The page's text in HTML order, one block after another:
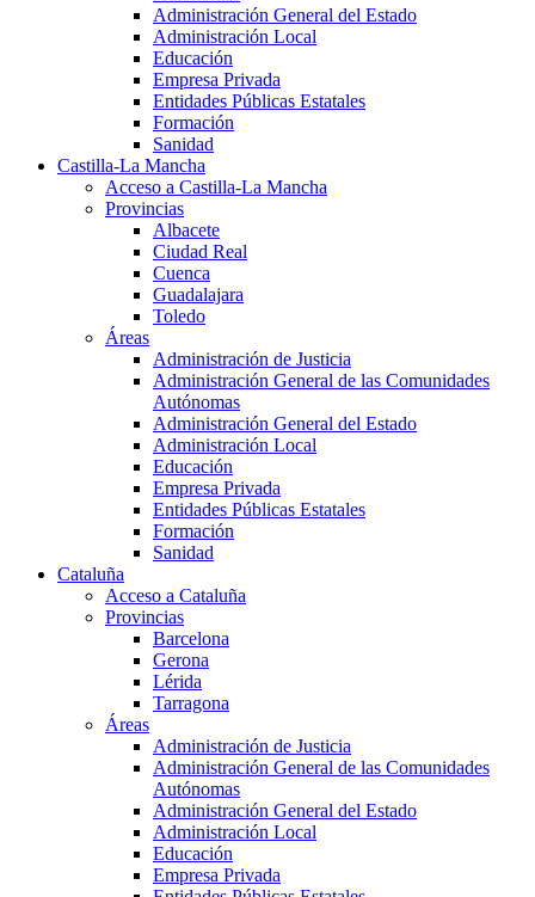
Administración General del Estado
Administración Local
Educación
Empresa Privada
Entidades Públicas Estatales
Formación
Sanidad
Castilla-La Mancha
Acceso a Castilla-La Mancha
Provincias
Albacete
Ciudad Real
Cuenca
Guadalajara
Toledo
Áreas
Administración de Justicia
Administración General de las Comunidades
Autónomas
Administración General del Estado
Administración Local
Educación
Empresa Privada
Entidades Públicas Estatales
Formación
Sanidad
Cataluña
Acceso a Cataluña
Provincias
Barcelona
Gerona
Lérida
Tarragona
Áreas
Administración de Justicia
Administración General de las Comunidades
Autónomas
Administración General del Estado
Administración Local
Educación
Empresa Privada